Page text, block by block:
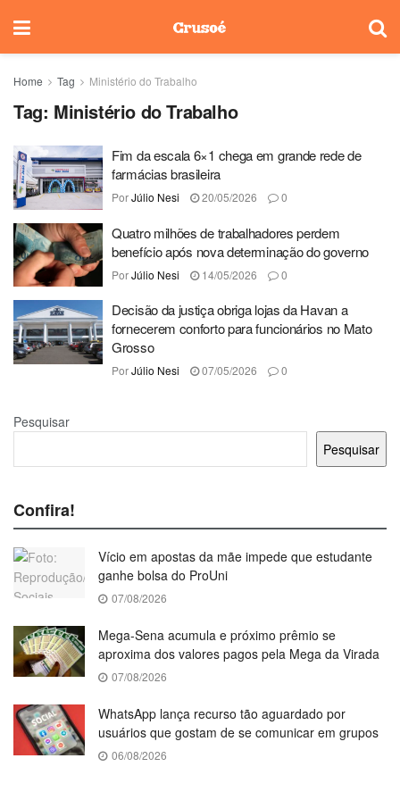
Home Tag Ministério do Trabalho
Tag: Ministério do Trabalho
Fim da escala 6×1 chega em grande rede de
farmácias brasileira
PorJúlio Nesi 20/05/2026 0
Quatro milhões de trabalhadores perdem
benefício após nova determinação do governo
PorJúlio Nesi 14/05/2026 0
Decisão da justiça obriga lojas da Havan a
fornecerem conforto para funcionários no Mato
Grosso
PorJúlio Nesi 07/05/2026 0
Pesquisar
Pesquisar
Confira!
Vício em apostas da mãe impede que estudante
ganhe bolsa do ProUni
07/08/2026
Mega-Sena acumula e próximo prêmio se
aproxima dos valores pagos pela Mega da Virada
07/08/2026
WhatsApp lança recurso tão aguardado por
usuários que gostam de se comunicar em grupos
06/08/2026